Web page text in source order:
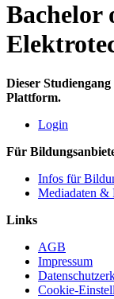
Bachelor
Dieser
Plattform.
Login
Für
Infos für
Mediadaten &
Links
AGB
Impressum
Cookie-